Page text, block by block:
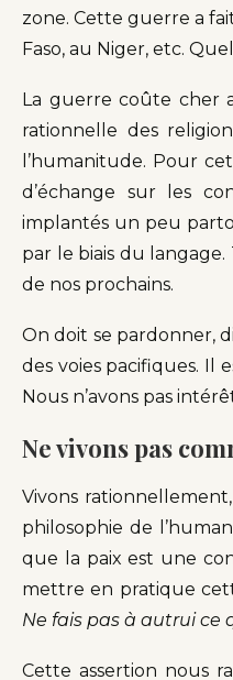
zone. Cette guerre a
Faso, au Niger, etc.
La guerre coûte cher
rationnelle des
l’humanitude. Pour
d’échange sur les
implantés un peu
par le biais du
de nos prochains.
On doit se pardonner,
des voies pacifiques. Il
Nous n’avons pas
Ne vivons pas
Vivons
philosophie de
que la paix est une
mettre en pratique
Ne fais pas à autrui ce
Cette assertion nous